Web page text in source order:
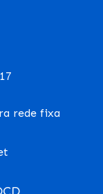
rede fixa